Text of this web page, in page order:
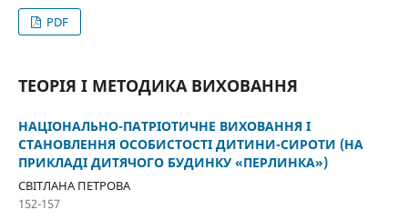
PDF
ТЕОРІЯ І МЕТОДИКА ВИХОВАННЯ
НАЦІОНАЛЬНО-ПАТРІОТИЧНЕ ВИХОВАННЯ І
СТАНОВЛЕННЯ ОСОБИСТОСТІ ДИТИНИ-СИРОТИ (НА
ПРИКЛАДІ ДИТЯЧОГО БУДИНКУ «ПЕРЛИНКА»)
СВІТЛАНА ПЕТРОВА
152-157